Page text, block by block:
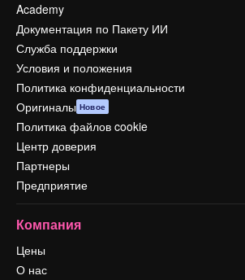
Academy
Документация по Пакету ИИ
Служба поддержки
Условия и положения
Политика конфиденциальности
Оригиналы Новое
Политика файлов cookie
Центр доверия
Партнеры
Предприятие
Компания
Цены
О нас